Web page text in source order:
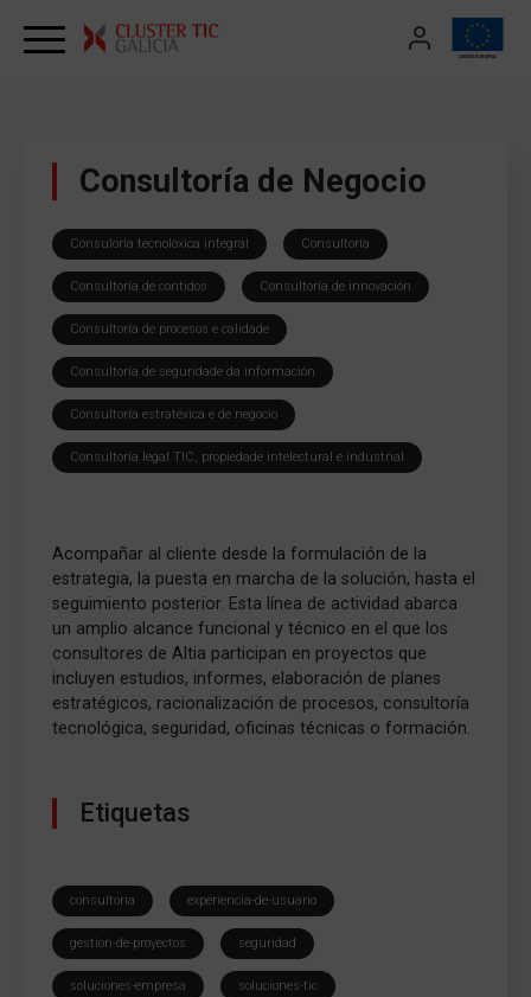
Consultoría de Negocio
Consuloría tecnolóxica integral Consultoría
Consultoría de contidos Consultoría de innovación
Consultoría de procesos e calidade
Consultoría de seguridade da información
Consultoría estratéxica e de negocio
Consultoría legal TIC, propiedade intelectural e industrial
Acompañar al cliente desde la formulación de la
estrategia, la puesta en marcha de la solución, hasta el
seguimiento posterior. Esta línea de actividad abarca
un amplio alcance funcional y técnico en el que los
consultores de Altia participan en proyectos que
incluyen estudios, informes, elaboración de planes
estratégicos, racionalización de procesos, consultoría
tecnológica, seguridad, oficinas técnicas o formación.
Etiquetas
consultoria experiencia-de-usuario
gestion-de-proyectos seguridad
soluciones-empresa soluciones-tic